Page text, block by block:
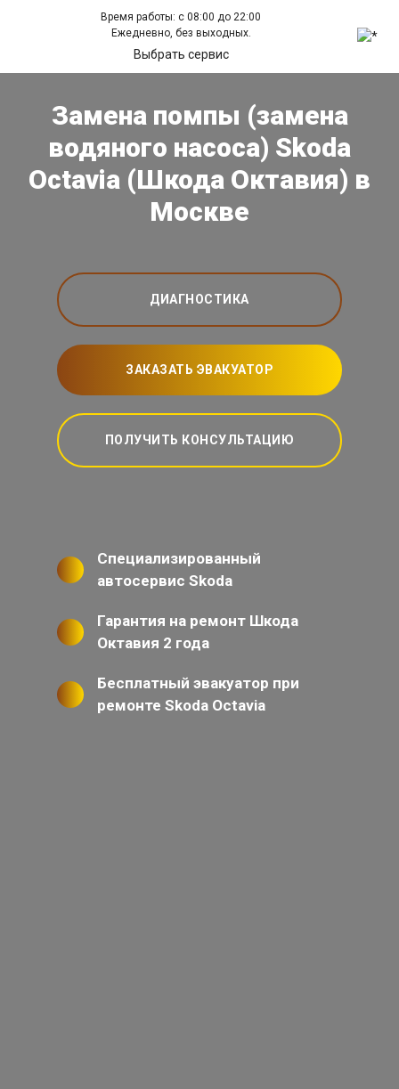
Время работы: с 08:00 до 22:00
Ежедневно, без выходных.
Выбрать сервис
Замена помпы (замена
водяного насоса) Skoda
Octavia (Шкода Октавия) в
Москве
ДИАГНОСТИКА
ЗАКАЗАТЬ ЭВАКУАТОР
ПОЛУЧИТЬ КОНСУЛЬТАЦИЮ
Специализированный
автосервис Skoda
Гарантия на ремонт Шкода
Октавия 2 года
Бесплатный эвакуатор при
ремонте Skoda Octavia